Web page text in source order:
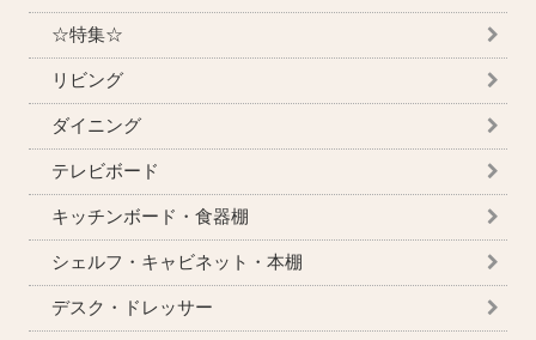
☆特集☆
リビング
ダイニング
テレビボード
キッチンボード・食器棚
シェルフ・キャビネット・本棚
デスク・ドレッサー